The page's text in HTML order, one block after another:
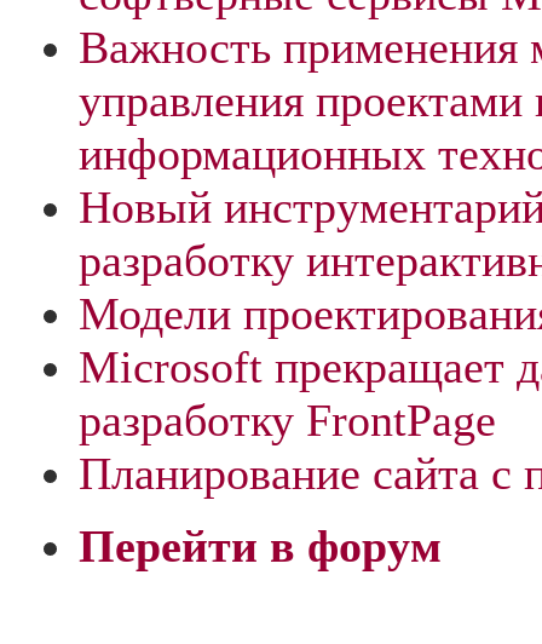
Важность применения
управления проектами
информационных
Новый
разработку
Модели
Microsoft прекращает
разработку FrontPage
Планирование сайта
Перейти в форум